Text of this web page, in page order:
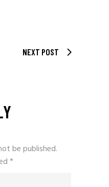
NEXT POST
be published.
*